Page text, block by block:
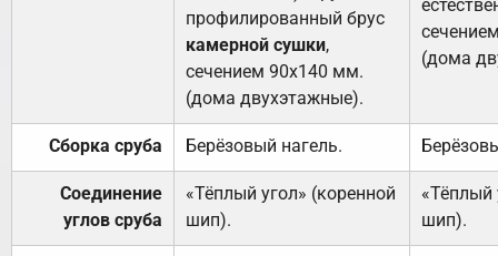
профилированный брус
камерной сушки,
сечением 90х140 мм.
(дома двухэтажные).
(дома
Сборка сруба Берёзовый нагель.
Соединение
углов сруба
«Тёплый угол» (коренной
шип).
«Тёплый
шип).